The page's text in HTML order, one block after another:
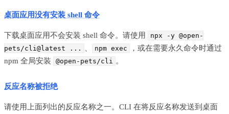
桌面应用没有安装 shell 命令
下载桌面应用不会安装 shell 命令。请使用
npx -y @open-
pets/cli@latest ...
npm exec
，或在需要永久命令时通过
npm 全局安装
@open-pets/cli 。
反应名称被拒绝
请使用上面列出的反应名称之一。CLI 在将反应名称发送到桌面